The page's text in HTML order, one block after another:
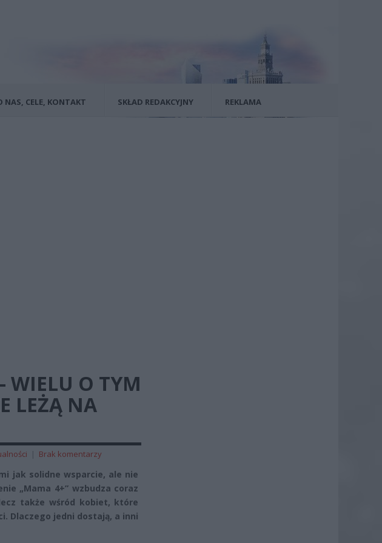
NAS, CELE, KONTAKT SKŁAD REDAKCYJNY REKLAMA
WIELU O TYM
LEŻĄ NA
| Brak komentarzy
jak solidne wsparcie, ale nie
„Mama 4+” wzbudza coraz
także wśród kobiet, które
Dlaczego jedni dostają, a inni